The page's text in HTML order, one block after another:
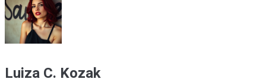
Luiza C. Kozak